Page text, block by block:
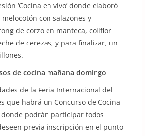
‘Cocina en vivo’ donde elaboró
con salazones y
de corzo en manteca, coliflor
de cerezas, y para finalizar, un
de cocina mañana domingo
de la Feria Internacional del
que habrá un Concurso de Cocina
podrán participar todos
previa inscripción en el punto